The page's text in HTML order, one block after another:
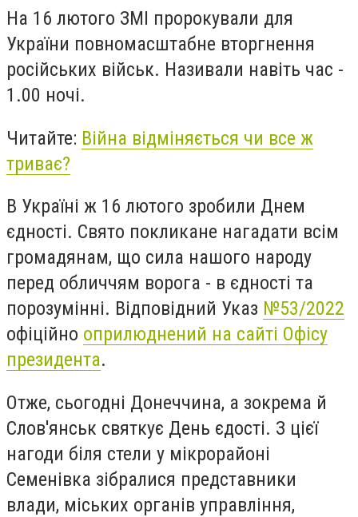
На 16 лютого ЗМІ пророкували для
України повномасштабне вторгнення
російських військ. Називали навіть час -
1.00 ночі.
Читайте: Війна відміняється чи все ж
триває?
В Україні ж 16 лютого зробили Днем
єдності. Свято покликане нагадати всім
громадянам, що сила нашого народу
перед обличчям ворога - в єдності та
порозумінні. Відповідний Указ №53/2022
офіційно оприлюднений на сайті Офісу
президента.
Отже, сьогодні Донеччина, а зокрема й
Слов'янськ святкує День єдості. З цієї
нагоди біля стели у мікрорайоні
Семенівка зібралися представники
влади, міських органів управління,